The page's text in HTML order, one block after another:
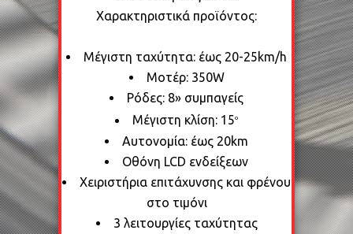
Χαρακτηριστικά προϊόντος:
Μέγιστη ταχύτητα: έως 20-25km/h
Μοτέρ: 350W
Ρόδες: 8» συμπαγείς
Μέγιστη κλίση: 15o
Αυτονομία: έως 20km
Οθόνη LCD ενδείξεων
Χειριστήρια επιτάχυνσης και φρένου
στο τιμόνι
3 λειτουργίες ταχύτητας